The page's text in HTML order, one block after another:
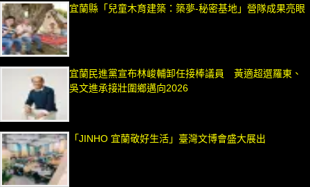
宜蘭縣「兒童木育建築：築夢-秘密基地」營隊成果亮眼
宜蘭民進黨宣布林峻輔卸任接棒議員 黃適超選羅東、
吳文進承接壯圍鄉邁向2026
「JINHO 宜蘭敬好生活」臺灣文博會盛大展出